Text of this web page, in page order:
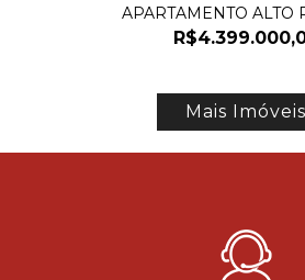
APARTAMENTO ALTO
R$
Mais Imóveis